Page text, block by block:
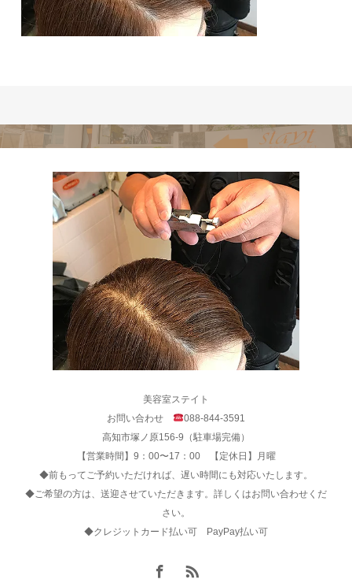
美容室ステイト
お問い合わせ
088-844-3591
高知市塚ノ原156-9（駐車場完備）
【営業時間】9：00〜17：00 【定休日】月曜
◆前もってご予約いただければ、遅い時間にも対応いたします。
◆ご希望の方は、送迎させていただきます。詳しくはお問い合わせくだ
さい。
◆クレジットカード払い可 PayPay払い可